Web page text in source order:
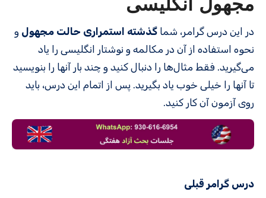
مجهول انگلیسی
در این درس گرامر، شما گذشته استمراری حالت مجهول و
نحوه استفاده از آن در مکالمه و نوشتار انگلیسی را یاد
می‌گیرید. فقط مثال‌ها را دنبال کنید و چند بار آنها را بنویسید
تا آنها را خیلی خوب یاد بگیرید. پس از اتمام این درس، باید
روی آزمون آن کار کنید.
درس گرامر قبلی